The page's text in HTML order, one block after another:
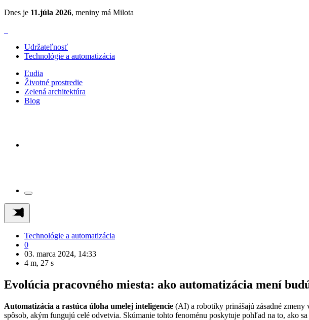
Dnes je 11.júla 2026, meniny má Milota
Udržateľnosť
Technológie a automatizácia
Ľudia
Životné prostredie
Zelená architektúra
Blog
Technológie a automatizácia
0
03. marca 2024, 14:33
4 m, 27 s
Evolúcia pracovného miesta: ako automatizácia mení
Automatizácia a rastúca úloha umelej inteligencie (AI) a robotiky prinášajú zásadné
spôsob, akým fungujú celé odvetvia. Skúmanie tohto fenoménu poskytuje pohľad na to, ako